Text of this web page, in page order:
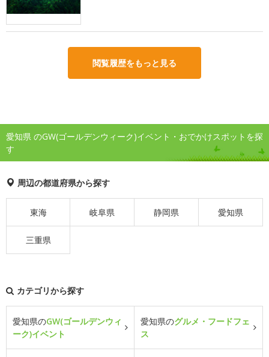
閲覧履歴をもっと見る
愛知県 のGW(ゴールデンウィーク)イベント・おでかけスポットを探
す
周辺の都道府県から探す
東海 岐阜県 静岡県 愛知県
三重県
カテゴリから探す
愛知県のGW(ゴールデンウィ
ーク)イベント
愛知県のグルメ・フードフェ
ス